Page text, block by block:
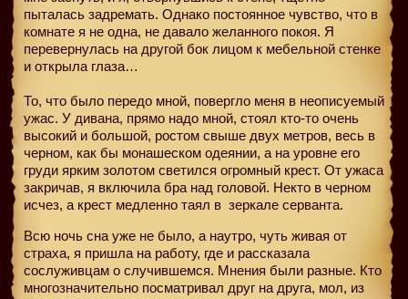
пыталась задремать. Однако постоянное чувство, что в
комнате я не одна, не давало желанного покоя. Я
перевернулась на другой бок лицом к мебельной стенке
и открыла глаза…
То, что было передо мной, повергло меня в неописуемый
ужас. У дивана, прямо надо мной, стоял кто-то очень
высокий и большой, ростом свыше двух метров, весь в
черном, как бы монашеском одеянии, а на уровне его
груди ярким золотом светился огромный крест. От ужаса
закричав, я включила бра над головой. Некто в черном
исчез, а крест медленно таял в зеркале серванта.
Всю ночь сна уже не было, а наутро, чуть живая от
страха, я пришла на работу, где и рассказала
сослуживцам о случившемся. Мнения были разные. Кто
многозначительно посматривал друг на друга, мол, из